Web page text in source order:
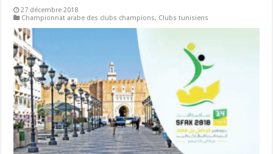
27 décembre 2018
Championnat arabe des clubs champions, Clubs tunisiens